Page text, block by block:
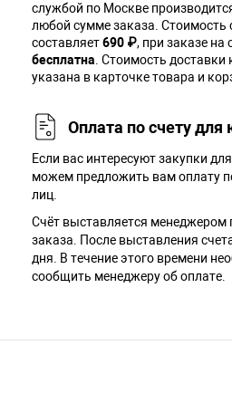
службой по Москве
любой сумме заказа. Cтоимость
составляет690 ₽, при заказе на
бесплатна . Стоимость
указана в карточке товара и
Оплата по счету для
Если вас интересуют закупки
можем предложить вам оплату
лиц.
Счёт выставляется менеджером
заказа. После выставления
дня. В течение этого времени
сообщить менеджеру об оплате.